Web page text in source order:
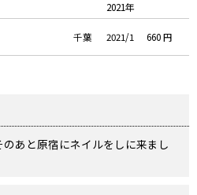
2021年
千葉 2021/1 660 円
あと原宿にネイルをしに来まし